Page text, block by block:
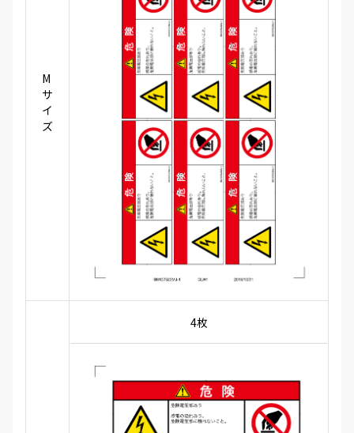
M
サ
イ
ズ
4枚